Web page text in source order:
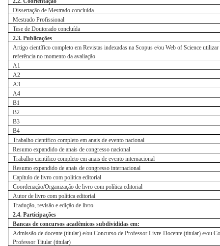
Dissertação de Mestrado concluída
Mestrado Profissional
Tese de Doutorado concluída
2.3. Publicações
Artigo científico completo em Revistas indexadas na Scopus e/ou Web of Science
referência no momento da avaliação
A1
A2
A3
A4
B1
B2
B3
B4
Trabalho científico completo em anais de evento nacional
Resumo expandido de anais de congresso nacional
Trabalho científico completo em anais de evento internacional
Resumo expandido de anais de congresso internacional
Capítulo de livro com política editorial
Coordenação/Organização de livro com política editorial
Autor de livro com política editorial
Tradução, revisão e edição de livro
2.4. Participações
Bancas de concursos acadêmicos subdivididas em:
Admissão de docente (titular) e/ou Concurso de Professor Livre-Docente (titular) e/ou
Professor Titular (titular)